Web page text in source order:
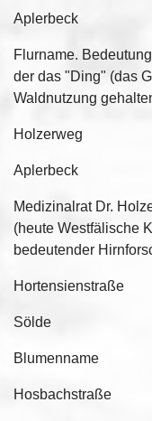
Aplerbeck
Flurname.
der das "Ding" (das
Waldnutzung
Holzerweg
Aplerbeck
Medizinalrat Dr.
(heute Westfälische
bedeutender
Hortensienstraße
Sölde
Blumenname
Hosbachstraße